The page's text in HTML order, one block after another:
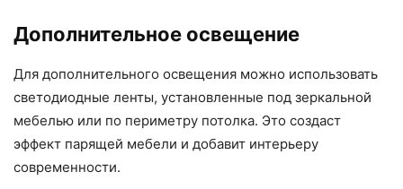
Дополнительное освещение
Для дополнительного освещения можно использовать
светодиодные ленты, установленные под зеркальной
мебелью или по периметру потолка. Это создаст
эффект парящей мебели и добавит интерьеру
современности.